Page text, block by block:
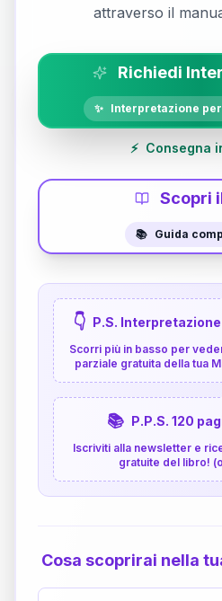
attraverso il
Richiedi
✨ Interpretazione
⚡ Consegna
Scopri
📚 Guida
👇 P.S.
Scorri più in basso per
parziale gratuita della tua
📚 P.P.S. 120
Iscriviti alla newsletter e
gratuite del libro!
Cosa scoprirai nella